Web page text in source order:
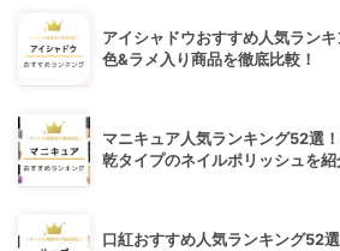
アイシャドウおすすめ人気ラン
色&ラメ入り商品を徹底比較！
マニキュア人気ランキング52選
乾タイプのネイルポリッシュを紹
口紅おすすめ人気ランキング52